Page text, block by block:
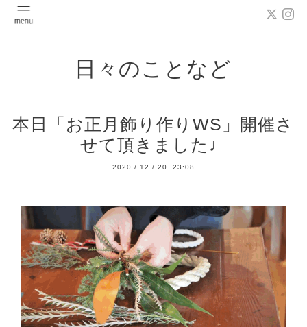
日々のことなど
本日「お正月飾り作りWS」開催さ
せて頂きました♩
2020 / 12 / 20 23:08